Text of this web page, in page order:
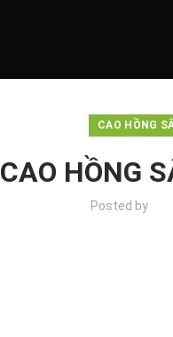
CAO HỒNG
CAO HỒNG
Posted by